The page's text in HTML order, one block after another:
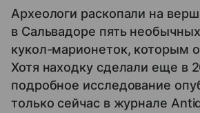
Археологи раскопали на
в Сальвадоре пять
кукол-марионеток, которым
Хотя находку сделали еще в
подробное исследование
только сейчас в журнале